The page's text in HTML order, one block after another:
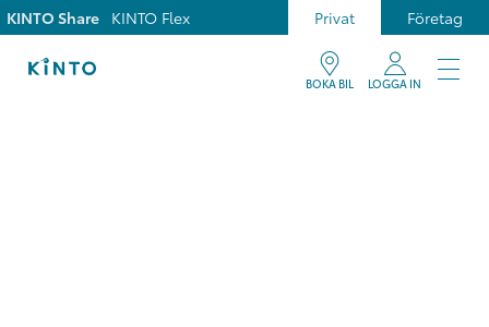
Privat Företag
KINTO Share KINTO Flex
BOKA BIL LOGGA IN